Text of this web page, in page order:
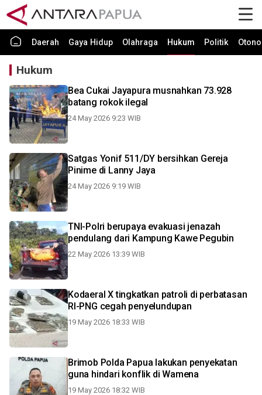
Daerah Gaya Hidup Olahraga Hukum Politik
Hukum
Bea Cukai Jayapura musnahkan 73.928
batang rokok ilegal
24 May 2026 9:23 WIB
Satgas Yonif 511/DY bersihkan Gereja
Pinime di Lanny Jaya
24 May 2026 9:19 WIB
TNI-Polri berupaya evakuasi jenazah
pendulang dari Kampung Kawe Pegubin
22 May 2026 13:39 WIB
Kodaeral X tingkatkan patroli di perbatasan
RI-PNG cegah penyelundupan
19 May 2026 18:33 WIB
Brimob Polda Papua lakukan penyekatan
guna hindari konflik di Wamena
19 May 2026 18:32 WIB